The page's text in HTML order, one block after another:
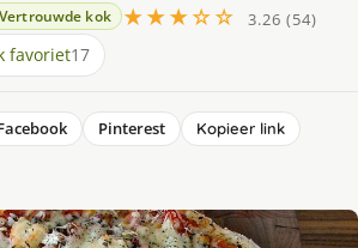
Vertrouwde kok ★★★☆☆
3.26 (54)
favoriet17
Pinterest
Kopieer link